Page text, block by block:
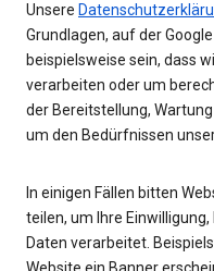
Unsere
Grundlagen, auf der
beispielsweise sein, dass
verarbeiten oder um
der Bereitstellung,
um den Bedürfnissen
In einigen Fällen bitten
teilen, um Ihre
Daten verarbeitet.